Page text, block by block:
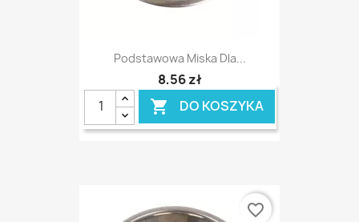
Podstawowa Miska Dla...
8,56 zł
 DO KOSZYKA
favorite_border